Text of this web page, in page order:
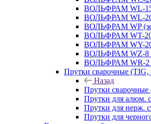
ВОЛЬФРАМ WL-15
ВОЛЬФРАМ WL-20
ВОЛЬФРАМ WP
ВОЛЬФРАМ WT-20
ВОЛЬФРАМ WY-
ВОЛЬФРАМ WZ-8
ВОЛЬФРАМ WR-2
Прутки сварочные (TIG,
Назад
Прутки сварочные
Прутки для алюм.
Прутки для нерж.
Прутки для